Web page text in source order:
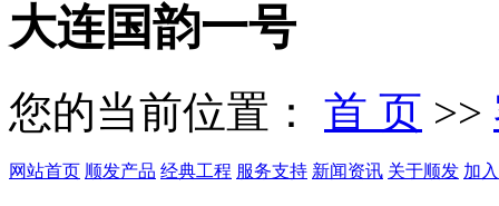
大连国韵一号
您的当前位置： 首 页 >>
网站首页 顺发产品 经典工程 服务支持 新闻资讯 关于顺发 加